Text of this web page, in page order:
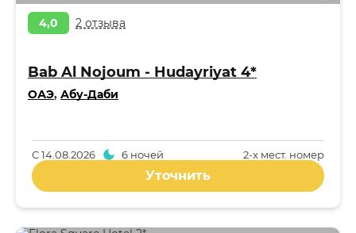
4,0 2 отзыва
Bab Al Nojoum - Hudayriyat 4*
ОАЭ, Абу-Даби
2-x мест. номер
С14.08.2026 6 ночей
Уточнить